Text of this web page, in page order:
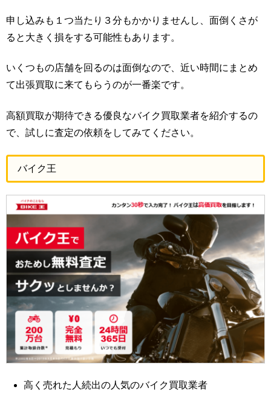
申し込みも１つ当たり３分もかかりませんし、面倒くさが
ると大きく損をする可能性もあります。
いくつもの店舗を回るのは面倒なので、近い時間にまとめ
て出張買取に来てもらうのが一番楽です。
高額買取が期待できる優良なバイク買取業者を紹介するの
で、試しに査定の依頼をしてみてください。
バイク王
高く売れた人続出の人気のバイク買取業者